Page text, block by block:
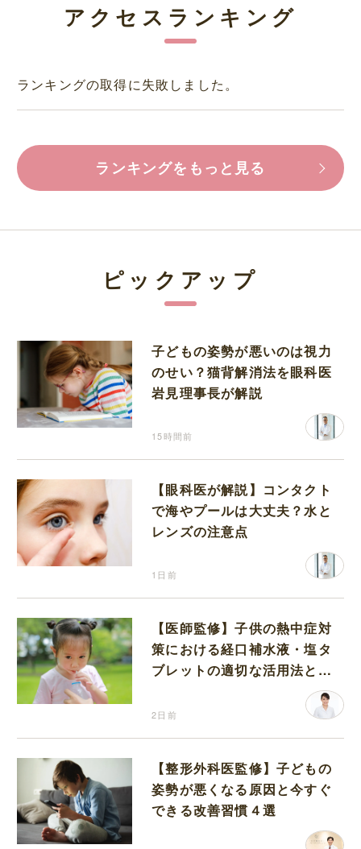
アクセスランキング
ランキングの取得に失敗しました。
ランキングをもっと見る
ピックアップ
子どもの姿勢が悪いのは視力
のせい？猫背解消法を眼科医
岩見理事長が解説
15時間前
【眼科医が解説】コンタクト
で海やプールは大丈夫？水と
レンズの注意点
1日前
【医師監修】子供の熱中症対
策における経口補水液・塩タ
ブレットの適切な活用法と水
2日前
【整形外科医監修】子どもの
姿勢が悪くなる原因と今すぐ
できる改善習慣４選